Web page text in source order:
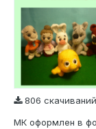
806 скачиваний
МК оформлен в